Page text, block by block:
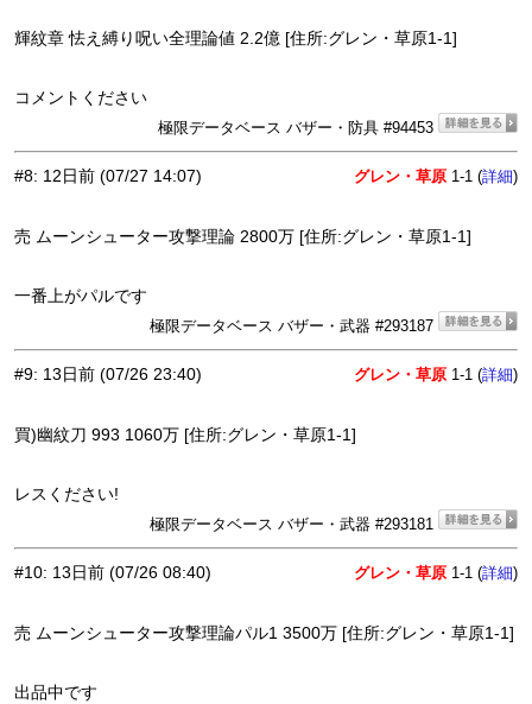
輝紋章 怯え縛り呪い全理論値 2.2億 [住所:グレン・草原1-1]
コメントください
極限データベース バザー・防具 #94453
#8: 12日前 (07/27 14:07) グレン・草原 1-1 (詳細)
売 ムーンシューター攻撃理論 2800万 [住所:グレン・草原1-1]
一番上がパルです
極限データベース バザー・武器 #293187
#9: 13日前 (07/26 23:40) グレン・草原 1-1 (詳細)
買)幽紋刀 993 1060万 [住所:グレン・草原1-1]
レスください!
極限データベース バザー・武器 #293181
#10: 13日前 (07/26 08:40) グレン・草原 1-1 (詳細)
売 ムーンシューター攻撃理論パル1 3500万 [住所:グレン・草原1-1]
出品中です